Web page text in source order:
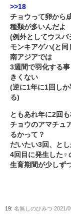
>>18
チョウって卵から
種類が多いんだよ
(例外としてウスバ
モンキアゲハ(と
南アジアでは
3週間で羽化する
きくない
(逆に1年に1回し
る)
ともあれ年に2回
チョウのアマチュ
るかって？
だいたい3回、と
4回目に発生した♀
生育期間が少しず
19: 名無しのひみつ 2021/